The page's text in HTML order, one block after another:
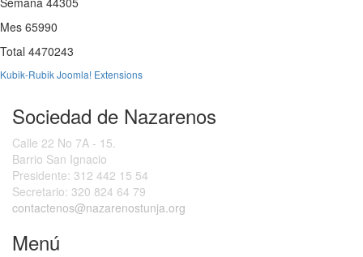
Mes 65990
Total 4470243
Kubik-Rubik Joomla! Extensions
Sociedad de Nazarenos
Calle 22 No 7A - 15.
Barrio San Ignacio
Presidente: 312 442 15 54
Secretario: 320 824 64 79
contactenos@nazarenostunja.org
Menú